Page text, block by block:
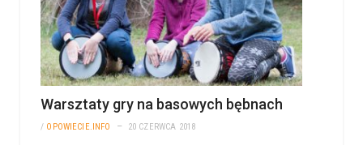
Warsztaty gry na basowych bębnach
/ OPOWIECIE.INFO 20 CZERWCA 2018